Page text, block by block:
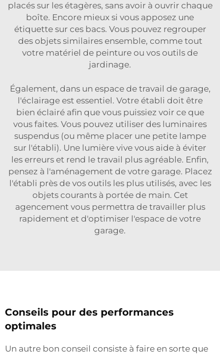
placés sur les étagères, sans avoir à ouvrir chaque
boîte. Encore mieux si vous apposez une
étiquette sur ces bacs. Vous pouvez regrouper
des objets similaires ensemble, comme tout
votre matériel de peinture ou vos outils de
jardinage.
Également, dans un espace de travail de garage,
l'éclairage est essentiel. Votre établi doit être
bien éclairé afin que vous puissiez voir ce que
vous faites. Vous pouvez utiliser des luminaires
suspendus (ou même placer une petite lampe
sur l'établi). Une lumière vive vous aide à éviter
les erreurs et rend le travail plus agréable. Enfin,
pensez à l'aménagement de votre garage. Placez
l'établi près de vos outils les plus utilisés, avec les
objets courants à portée de main. Cet
agencement vous permettra de travailler plus
rapidement et d'optimiser l'espace de votre
garage.
Conseils pour des performances
optimales
Un autre bon conseil consiste à faire en sorte que